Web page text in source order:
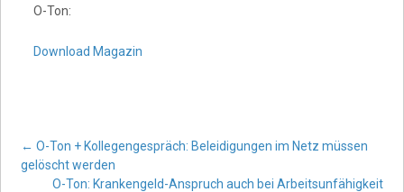
O-Ton:
Download Magazin
Post
← O-Ton + Kollegengespräch: Beleidigungen im Netz müssen
gelöscht werden
O-Ton: Krankengeld-Anspruch auch bei Arbeitsunfähigkeit